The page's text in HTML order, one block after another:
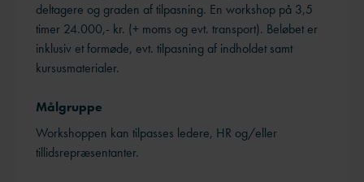
deltagere og graden af tilpasning. En workshop på 3,5
timer 24.000,- kr. (+ moms og evt. transport). Beløbet er
inklusiv et formøde, evt. tilpasning af indholdet samt
kursusmaterialer.
Målgruppe
Workshoppen kan tilpasses ledere, HR og/eller
tillidsrepræsentanter.